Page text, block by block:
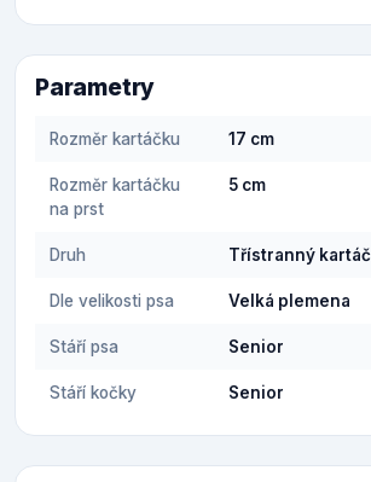
Parametry
Rozměr kartáčku 17 cm
Rozměr kartáčku
na prst
5 cm
Druh Třístranný
Dle velikosti psa Velká plemena
Stáří psa Senior
Stáří kočky Senior